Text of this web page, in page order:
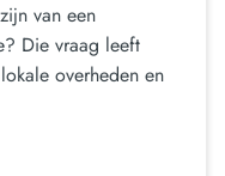
van een
Die vraag leeft
overheden en